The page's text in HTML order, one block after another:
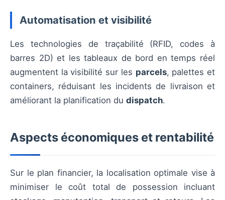
Automatisation et visibilité
Les technologies de traçabilité (RFID, codes à
barres 2D) et les tableaux de bord en temps réel
augmentent la visibilité sur les parcels, palettes et
containers, réduisant les incidents de livraison et
améliorant la planification du dispatch.
Aspects économiques et rentabilité
Sur le plan financier, la localisation optimale vise à
minimiser le coût total de possession incluant